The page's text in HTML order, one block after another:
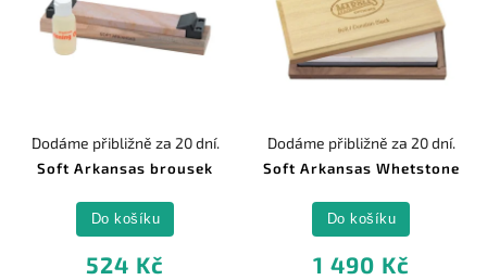
Soft Arkansas brousek
Dodáme přibližně za 20 dní.
524 Kč
Do košíku
Soft Arkansas Whetstone
Dodáme přibližně za 20 dní.
1 490 Kč
Do košíku